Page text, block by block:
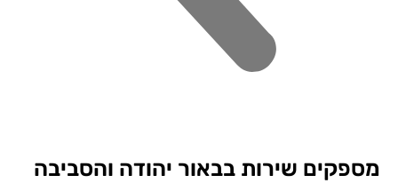
שירות בבאור יהודה והסביבה